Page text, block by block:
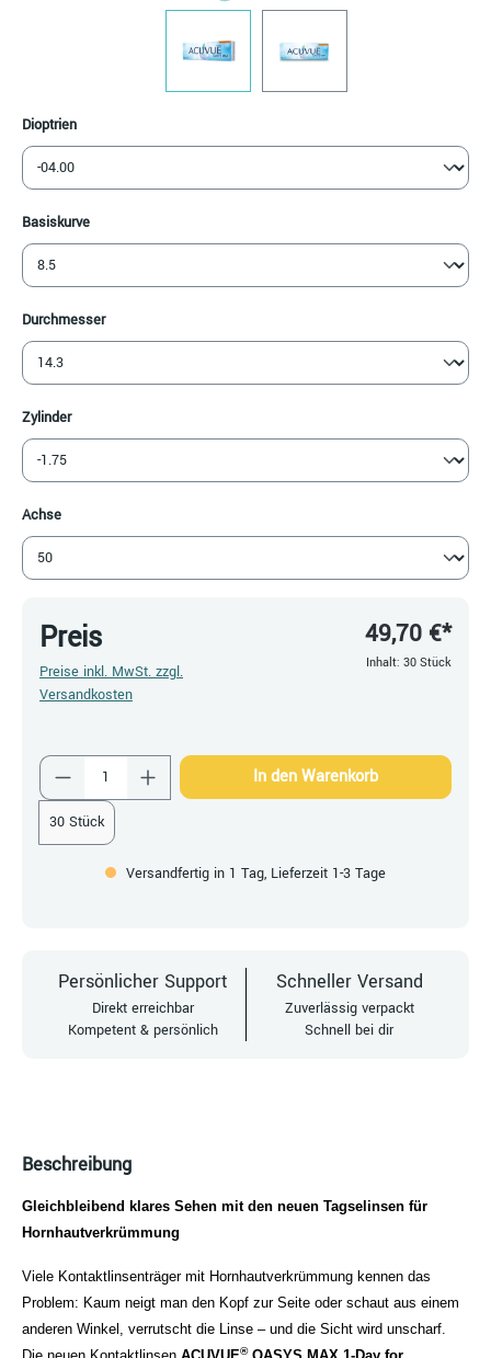
Dioptrienauswählen
Basiskurveauswählen
Durchmesserauswählen
Zylinderauswählen
Achseauswählen
Preis
Preise inkl. MwSt. zzgl.
Versandkosten
49,70 €*
Inhalt: 30 Stück
Produkt Anzahl: Gib den gewünschten Wert
30 Stück
In den Warenkorb
Versandfertig in 1 Tag, Lieferzeit 1-3 Tage
Persönlicher Support
Direkt erreichbar
Kompetent & persönlich
Schneller Versand
Zuverlässig verpackt
Schnell bei dir
Beschreibung
Gleichbleibend klares Sehen mit den neuen Tagselinsen für
Hornhautverkrümmung
Viele Kontaktlinsenträger mit Hornhautverkrümmung kennen das
Problem: Kaum neigt man den Kopf zur Seite oder schaut aus einem
anderen Winkel, verrutscht die Linse – und die Sicht wird unscharf.
®